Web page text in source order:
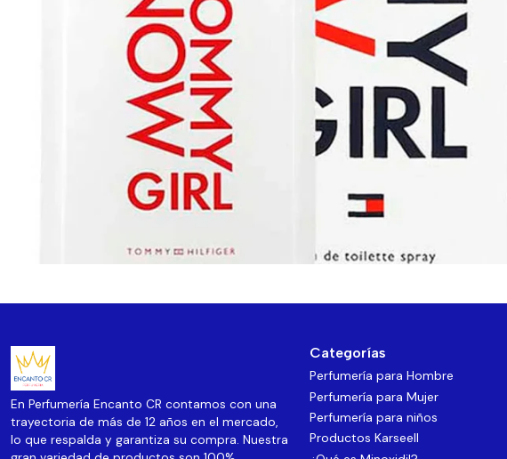
En Perfumería Encanto CR contamos con una
trayectoria de más de 12 años en el mercado,
lo que respalda y garantiza su compra. Nuestra
Categorías
Perfumería para Hombre
Perfumería para Mujer
Perfumería para niños
Productos Karseell